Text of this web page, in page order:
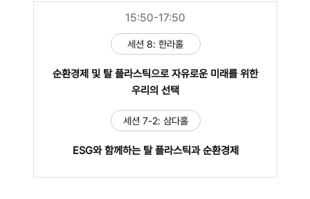
15:50-17:50
세션 8: 한라홀
순환경제 및 탈 플라스틱으로 자유로운 미래를 위한
우리의 선택
세션 7-2: 삼다홀
ESG와 함께하는 탈 플라스틱과 순환경제